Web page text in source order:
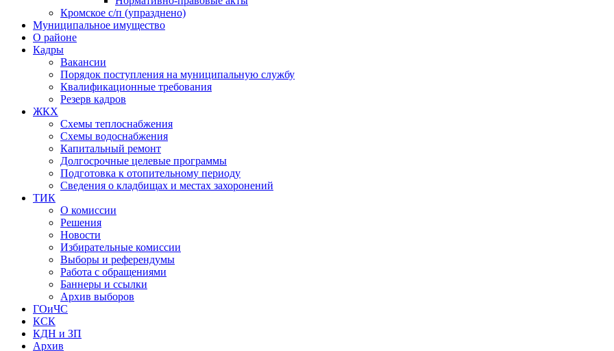
Кромское с/п (упразднено)
Муниципальное имущество
О районе
Кадры
Вакансии
Порядок поступления на муниципальную службу
Квалификационные требования
Резерв кадров
ЖКХ
Схемы теплоснабжения
Схемы водоснабжения
Капитальный ремонт
Долгосрочные целевые программы
Подготовка к отопительному периоду
Сведения о кладбищах и местах захоронений
ТИК
О комиссии
Решения
Новости
Избирательные комиссии
Выборы и референдумы
Работа с обращениями
Баннеры и ссылки
Архив выборов
ГОиЧС
КСК
КДН и ЗП
Архив